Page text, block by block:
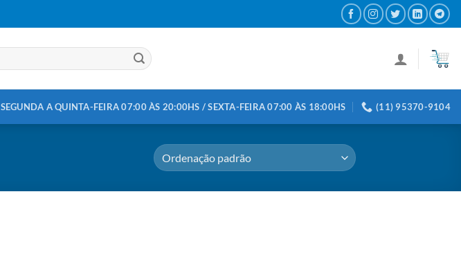
SEGUNDA A QUINTA-FEIRA 07:00 ÀS 20:00HS / SEXTA-FEIRA 07:00 ÀS 18:00HS (11) 95370-9104